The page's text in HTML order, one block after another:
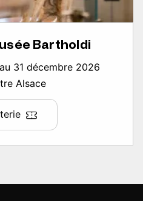
Bartholdi
31 décembre 2026
Alsace